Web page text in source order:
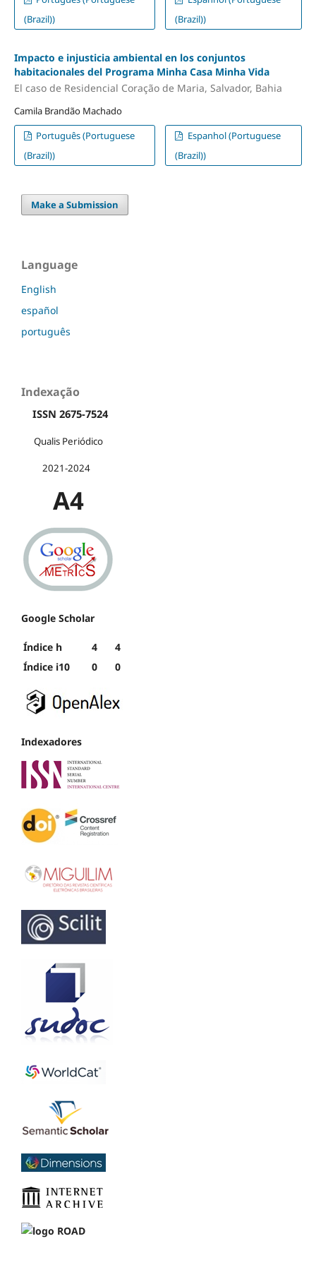
(Brazil))
(Brazil))
Impacto e injusticia ambiental en los conjuntos
habitacionales del Programa Minha Casa Minha Vida
El caso de Residencial Coração de Maria, Salvador, Bahia
Camila Brandão Machado
Português (Portuguese
(Brazil))
Espanhol (Portuguese
(Brazil))
Make a Submission
Language
English
español
português
Indexação
ISSN 2675-7524
Qualis Periódico
2021-2024
A4
Google Scholar
Índice h 4
4
Índice i10
0 0
Indexadores